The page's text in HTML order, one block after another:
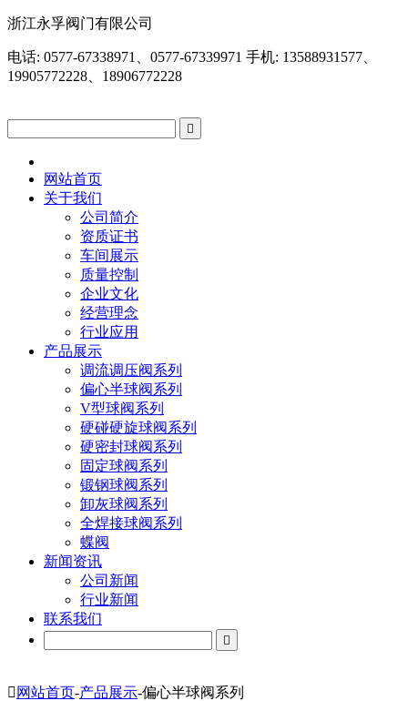
浙江永孚阀门有限公司
电话: 0577-67338971、0577-67339971 手机: 13588931577、
19905772228、18906772228

网站首页
关于我们
公司简介
资质证书
车间展示
质量控制
企业文化
经营理念
行业应用
产品展示
调流调压阀系列
偏心半球阀系列
V型球阀系列
硬碰硬旋球阀系列
硬密封球阀系列
固定球阀系列
锻钢球阀系列
卸灰球阀系列
全焊接球阀系列
蝶阀
新闻资讯
公司新闻
行业新闻
联系我们

 网站首页-产品展示-偏心半球阀系列